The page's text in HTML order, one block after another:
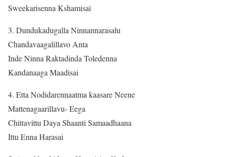
Sweekarisenna Kshamisai
3. Dundukadugalla Ninnannarasalu
Chandavaagalillavo Anta
Inde Ninna Raktadinda Toledenna
Kandanaaga Maadisai
4. Etta Nodidarennaatma kaasare Neene
Mattenagaarillavu- Eega
Chittavittu Daya Shaanti Samaadhaana
Ittu Enna Harasai